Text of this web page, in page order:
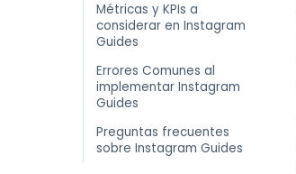
Métricas y KPIs a
considerar en Instagram
Guides
Errores Comunes al
implementar Instagram
Guides
Preguntas frecuentes
sobre Instagram Guides